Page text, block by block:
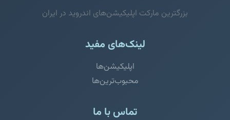
بزرگترین مارکت اپلیکیشن‌های اندروید در ایران
لینک‌های مفید
اپلیکیشن‌ها
محبوب‌ترین‌ها
تماس با ما